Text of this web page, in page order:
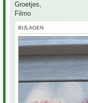
Groetjes,
Filmo
BIJLAGEN